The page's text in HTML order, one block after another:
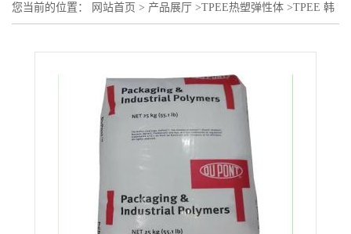
您当前的位置： 网站首页 > 产品展厅 >TPEE热塑弹性体 >TPEE 韩